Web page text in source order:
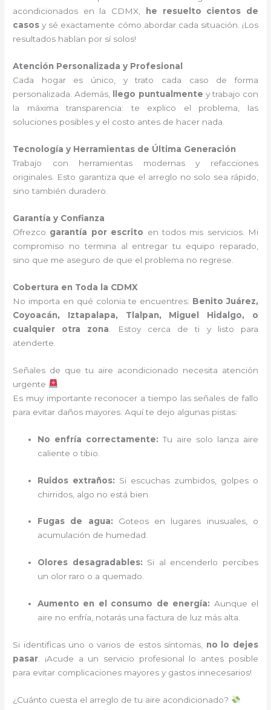
acondicionados en la CDMX,
he resuelto cientos de
casos y sé exactamente cómo abordar cada situación. ¡Los
resultados hablan por sí solos!
Atención Personalizada y Profesional
Cada hogar es único, y trato cada caso de forma
personalizada. Además,
llego puntualmente y trabajo con
la máxima transparencia: te explico el problema, las
soluciones posibles y el costo antes de hacer nada.
Tecnología y Herramientas de Última Generación
Trabajo con herramientas modernas y refacciones
originales. Esto garantiza que el arreglo no solo sea rápido,
sino también duradero.
Garantía y Confianza
Ofrezco garantía por escrito en todos mis servicios. Mi
compromiso no termina al entregar tu equipo reparado,
sino que me aseguro de que el problema no regrese.
Cobertura en Toda la CDMX
No importa en qué colonia te encuentres: Benito Juárez,
Coyoacán, Iztapalapa, Tlalpan, Miguel Hidalgo, o
cualquier otra zona . Estoy cerca de ti y listo para
atenderte.
Señales de que tu aire acondicionado necesita atención
urgente
Es muy importante reconocer a tiempo las señales de fallo
para evitar daños mayores. Aquí te dejo algunas pistas:
No enfría correctamente: Tu aire solo lanza aire
caliente o tibio.
Ruidos extraños: Si escuchas zumbidos, golpes o
chirridos, algo no está bien.
Fugas de agua: Goteos en lugares inusuales, o
acumulación de humedad.
Olores desagradables: Si al encenderlo percibes
un olor raro o a quemado.
Aumento en el consumo de energía: Aunque el
aire no enfría, notarás una factura de luz más alta.
Si identificas uno o varios de estos síntomas, no lo dejes
pasar . ¡Acude a un servicio profesional lo antes posible
para evitar complicaciones mayores y gastos innecesarios!
¿Cuánto cuesta el arreglo de tu aire acondicionado?